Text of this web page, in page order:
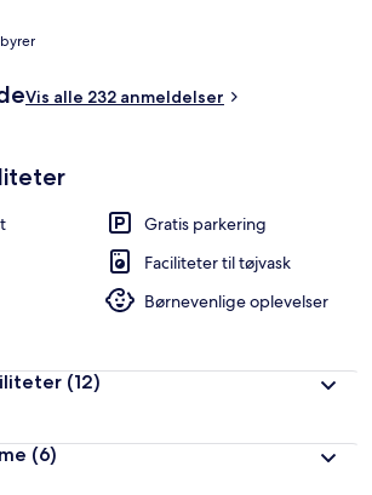
Vis alle 232 anmeldelser
Gratis parkering
Faciliteter til tøjvask
Børnevenlige oplevelser
(12)
(6)